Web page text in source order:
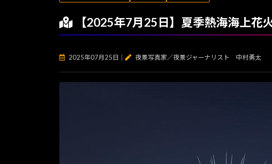
【2025年7月25日】夏季熱海海上花
2025年07月25日 夜景写真家／夜景ジャーナリスト 中村勇太